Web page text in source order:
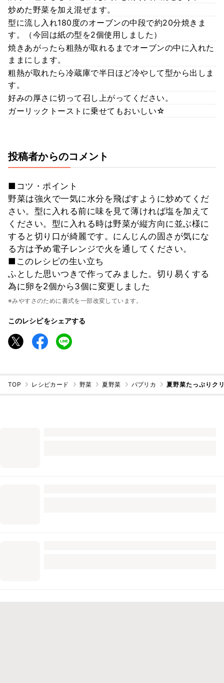
炒めた野菜を加え混ぜます。
型に流し入れ180度のオーブンの中段で約20分焼きま
す。（今回は紙の型を2個使用しました）
焼きあがったら粗熱が取れるまでオーブンの中に入れた
ままにします。
粗熱が取れたら冷蔵庫で半日ほど冷やして型から出しま
す。
好みの厚さに切って召し上がってください。
ガーリックトーストに乗せてもおいしい☆
投稿者からのコメント
■コツ・ポイント
野菜は強火で一気に水分を飛ばすように炒めてくだ
さい。型に入れる前に味を見て薄ければ塩を加えて
ください。型に入れる時は野菜が縦方向に並ぶ様に
すると切り口が綺麗です。にんじんの固さが気にな
る方は予め電子レンジで火を通してください。
■このレシピの生い立ち
ふとした思いつきで作ってみました。切り易くする
為に卵を2個から3個に変更しました
※みやすさのために書式を一部改変しています。
このレシピをシェアする
TOP レシピカード 野菜 夏野菜 パプリカ 夏野菜たっぷりク